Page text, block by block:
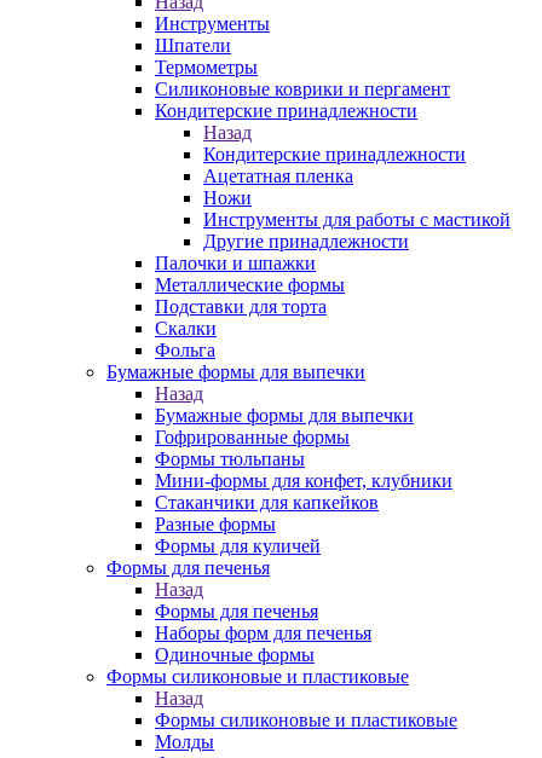
Инструменты
Шпатели
Термометры
Силиконовые коврики и пергамент
Кондитерские принадлежности
Назад
Кондитерские принадлежности
Ацетатная пленка
Ножи
Инструменты для работы с мастикой
Другие принадлежности
Палочки и шпажки
Металлические формы
Подставки для торта
Скалки
Фольга
Бумажные формы для выпечки
Назад
Бумажные формы для выпечки
Гофрированные формы
Формы тюльпаны
Мини-формы для конфет, клубники
Стаканчики для капкейков
Разные формы
Формы для куличей
Формы для печенья
Назад
Формы для печенья
Наборы форм для печенья
Одиночные формы
Формы силиконовые и пластиковые
Назад
Формы силиконовые и пластиковые
Молды